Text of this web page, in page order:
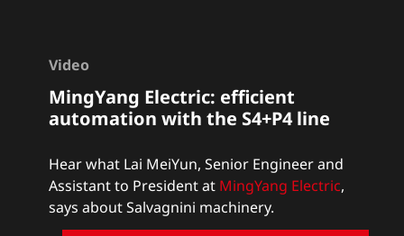
Video
MingYang Electric: efficient
automation with the S4+P4 line
Hear what Lai MeiYun, Senior Engineer and
Assistant to President at MingYang Electric,
says about Salvagnini machinery.